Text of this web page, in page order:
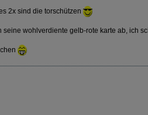
2x sind die torschützen
seine wohlverdiente gelb-rote karte ab, ich